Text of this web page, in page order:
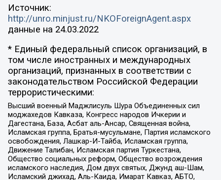
Источник:
http://unro.minjust.ru/NKOForeignAgent.aspx
данные на 24.03.2022
* Единый федеральный список организаций, в
том числе иностранных и международных
организаций, признанных в соответствии с
законодательством Российской Федерации
террористическими:
Высший военный Маджлисуль Шура Объединенных сил
моджахедов Кавказа, Конгресс народов Ичкерии и
Дагестана, База, Асбат аль-Ансар, Священная война,
Исламская группа, Братья-мусульмане, Партия исламского
освобождения, Лашкар-И-Тайба, Исламская группа,
Движение Талибан, Исламская партия Туркестана,
Общество социальных реформ, Общество возрождения
исламского наследия, Дом двух святых, Джунд аш-Шам,
Исламский джихад, Аль-Каида, Имарат Кавказ, АБТО,